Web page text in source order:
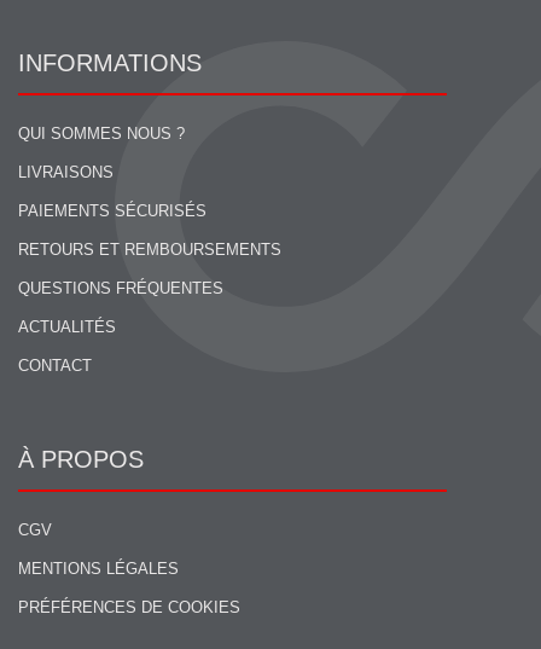
INFORMATIONS
QUI SOMMES NOUS ?
LIVRAISONS
PAIEMENTS SÉCURISÉS
RETOURS ET REMBOURSEMENTS
QUESTIONS FRÉQUENTES
ACTUALITÉS
CONTACT
À PROPOS
CGV
MENTIONS LÉGALES
PRÉFÉRENCES DE COOKIES